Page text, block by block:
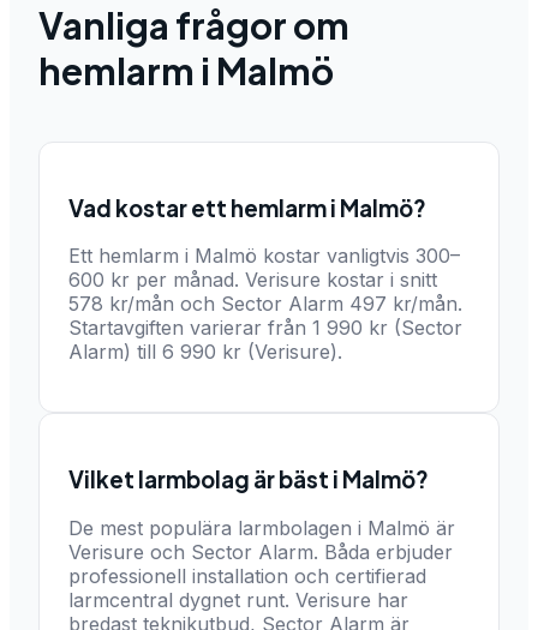
Vanliga frågor om
hemlarm i Malmö
Vad kostar ett hemlarm i Malmö?
Ett hemlarm i Malmö kostar vanligtvis 300–
600 kr per månad. Verisure kostar i snitt
578 kr/mån och Sector Alarm 497 kr/mån.
Startavgiften varierar från 1 990 kr (Sector
Alarm) till 6 990 kr (Verisure).
Vilket larmbolag är bäst i Malmö?
De mest populära larmbolagen i Malmö är
Verisure och Sector Alarm. Båda erbjuder
professionell installation och certifierad
larmcentral dygnet runt. Verisure har
bredast teknikutbud, Sector Alarm är